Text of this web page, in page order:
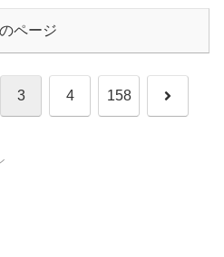
ページ
3 4 158 次